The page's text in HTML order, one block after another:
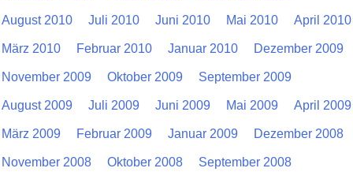
August 2010 Juli 2010 Juni 2010 Mai 2010 April 2010
März 2010 Februar 2010 Januar 2010 Dezember 2009
November 2009 Oktober 2009 September 2009
August 2009 Juli 2009 Juni 2009 Mai 2009 April 2009
März 2009 Februar 2009 Januar 2009 Dezember 2008
November 2008 Oktober 2008 September 2008